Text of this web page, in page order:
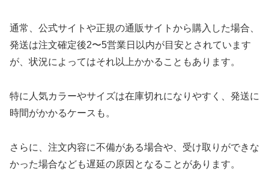
通常、公式サイトや正規の通販サイトから購入した場合、
発送は注文確定後2〜5営業日以内が目安とされています
が、状況によってはそれ以上かかることもあります。
特に人気カラーやサイズは在庫切れになりやすく、発送に
時間がかかるケースも。
さらに、注文内容に不備がある場合や、受け取りができな
かった場合なども遅延の原因となることがあります。